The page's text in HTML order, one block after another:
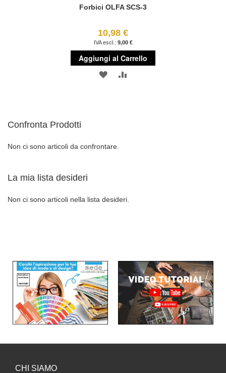
Forbici OLFA SCS-3
10,98 €
9,00 €
Aggiungi al Carrello
AGGIUNGI
Confronta Prodotti
Non ci sono articoli da confrontare.
La mia lista desideri
Non ci sono articoli nella lista desideri.
CHI SIAMO